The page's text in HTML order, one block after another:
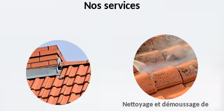
Nos services
Nettoyage et démoussage de